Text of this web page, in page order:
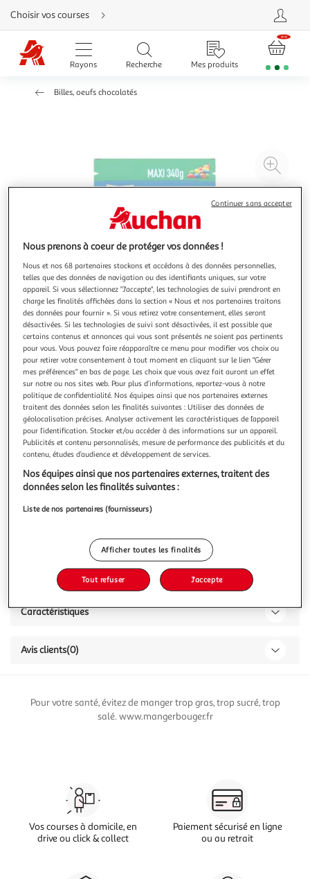
Aller
directement
au
contenu
Aller
directement
Aller
Choisir vos courses
Rayons Recherche Mes produits
Billes, oeufs chocolatés
à
M&M'S
Bonbons chocolatés Crispy au riz soufflé
M&M's® Crispy, un cœur de riz délicieusement croustillant
nappé d'un chocolat au lait appétissant et enveloppé dans
une coque croustillante et colorée
En savoir +
340g
Vous voulez connaître le prix de ce produit ?
Afficher le prix
Description
Caractéristiques
Avis clients(0)
Pour votre santé, évitez de manger trop gras, trop sucré, trop
salé. www.mangerbouger.fr
Vos courses à domicile, en
drive ou click & collect
Paiement sécurisé en ligne
ou au retrait
Nous prenons à coeur de protéger vos données !
Nous et nos 68 partenaires stockons et accédons à des données personnelles,
telles que des données de navigation ou des identifiants uniques, sur votre
appareil. Si vous sélectionnez "J'accepte", les technologies de suivi prendront en
charge les finalités affichées dans la section « Nous et nos partenaires traitons
des données pour fournir ». Si vous retirez votre consentement, elles seront
désactivées. Si les technologies de suivi sont désactivées, il est possible que
certains contenus et annonces qui vous sont présentés ne soient pas pertinents
pour vous. Vous pouvez faire réapparaître ce menu pour modifier vos choix ou
pour retirer votre consentement à tout moment en cliquant sur le lien "Gérer
mes préférences" en bas de page. Les choix que vous avez fait auront un effet
sur notre ou nos sites web. Pour plus d’informations, reportez-vous à notre
politique de confidentialité. Nos équipes ainsi que nos partenaires externes
traitent des données selon les finalités suivantes : Utiliser des données de
géolocalisation précises. Analyser activement les caractéristiques de l’appareil
pour l’identification. Stocker et/ou accéder à des informations sur un appareil.
Publicités et contenu personnalisés, mesure de performance des publicités et du
contenu, études d’audience et développement de services.
Nos équipes ainsi que nos partenaires externes, traitent des
données selon les finalités suivantes :
Liste de nos partenaires (fournisseurs)
Afficher toutes les finalités
Tout refuser J'accepte
Continuer sans accepter